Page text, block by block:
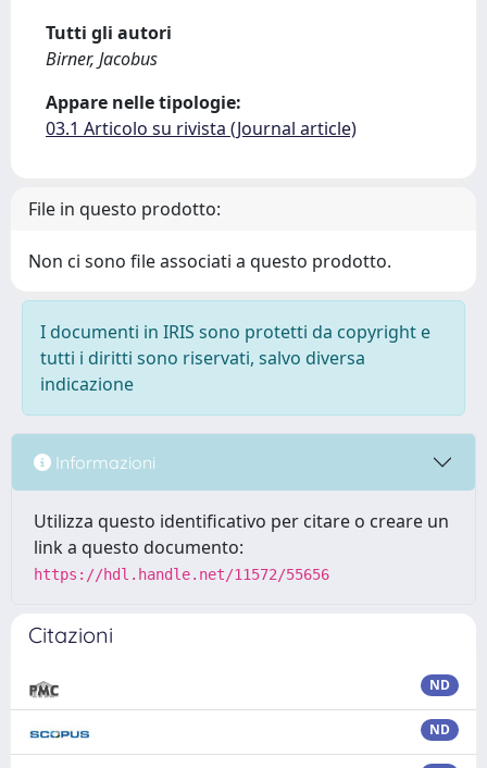
Tutti gli autori
Birner, Jacobus
Appare nelle tipologie:
03.1 Articolo su rivista (Journal article)
File in questo prodotto:
Non ci sono file associati a questo prodotto.
I documenti in IRIS sono protetti da copyright e
tutti i diritti sono riservati, salvo diversa
indicazione
Informazioni
Utilizza questo identificativo per citare o creare un
link a questo documento:
https://hdl.handle.net/11572/55656
Citazioni
ND
ND